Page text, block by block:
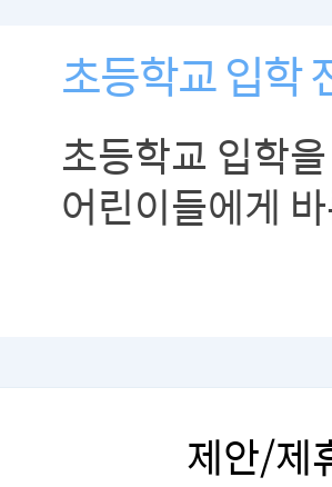
초등학교 입학
초등학교 입학
어린이들에게
제안/제